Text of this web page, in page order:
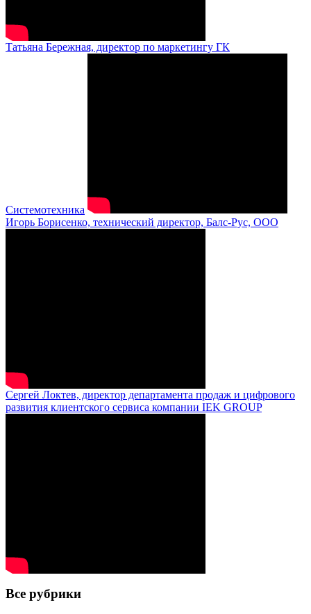
Татьяна Бережная, директор по маркетингу ГК
Системотехника
Игорь Борисенко, технический директор, Балс-Рус, ООО
Сергей Локтев, директор департамента продаж и цифрового
развития клиентского сервиса компании IEK GROUP
Все рубрики